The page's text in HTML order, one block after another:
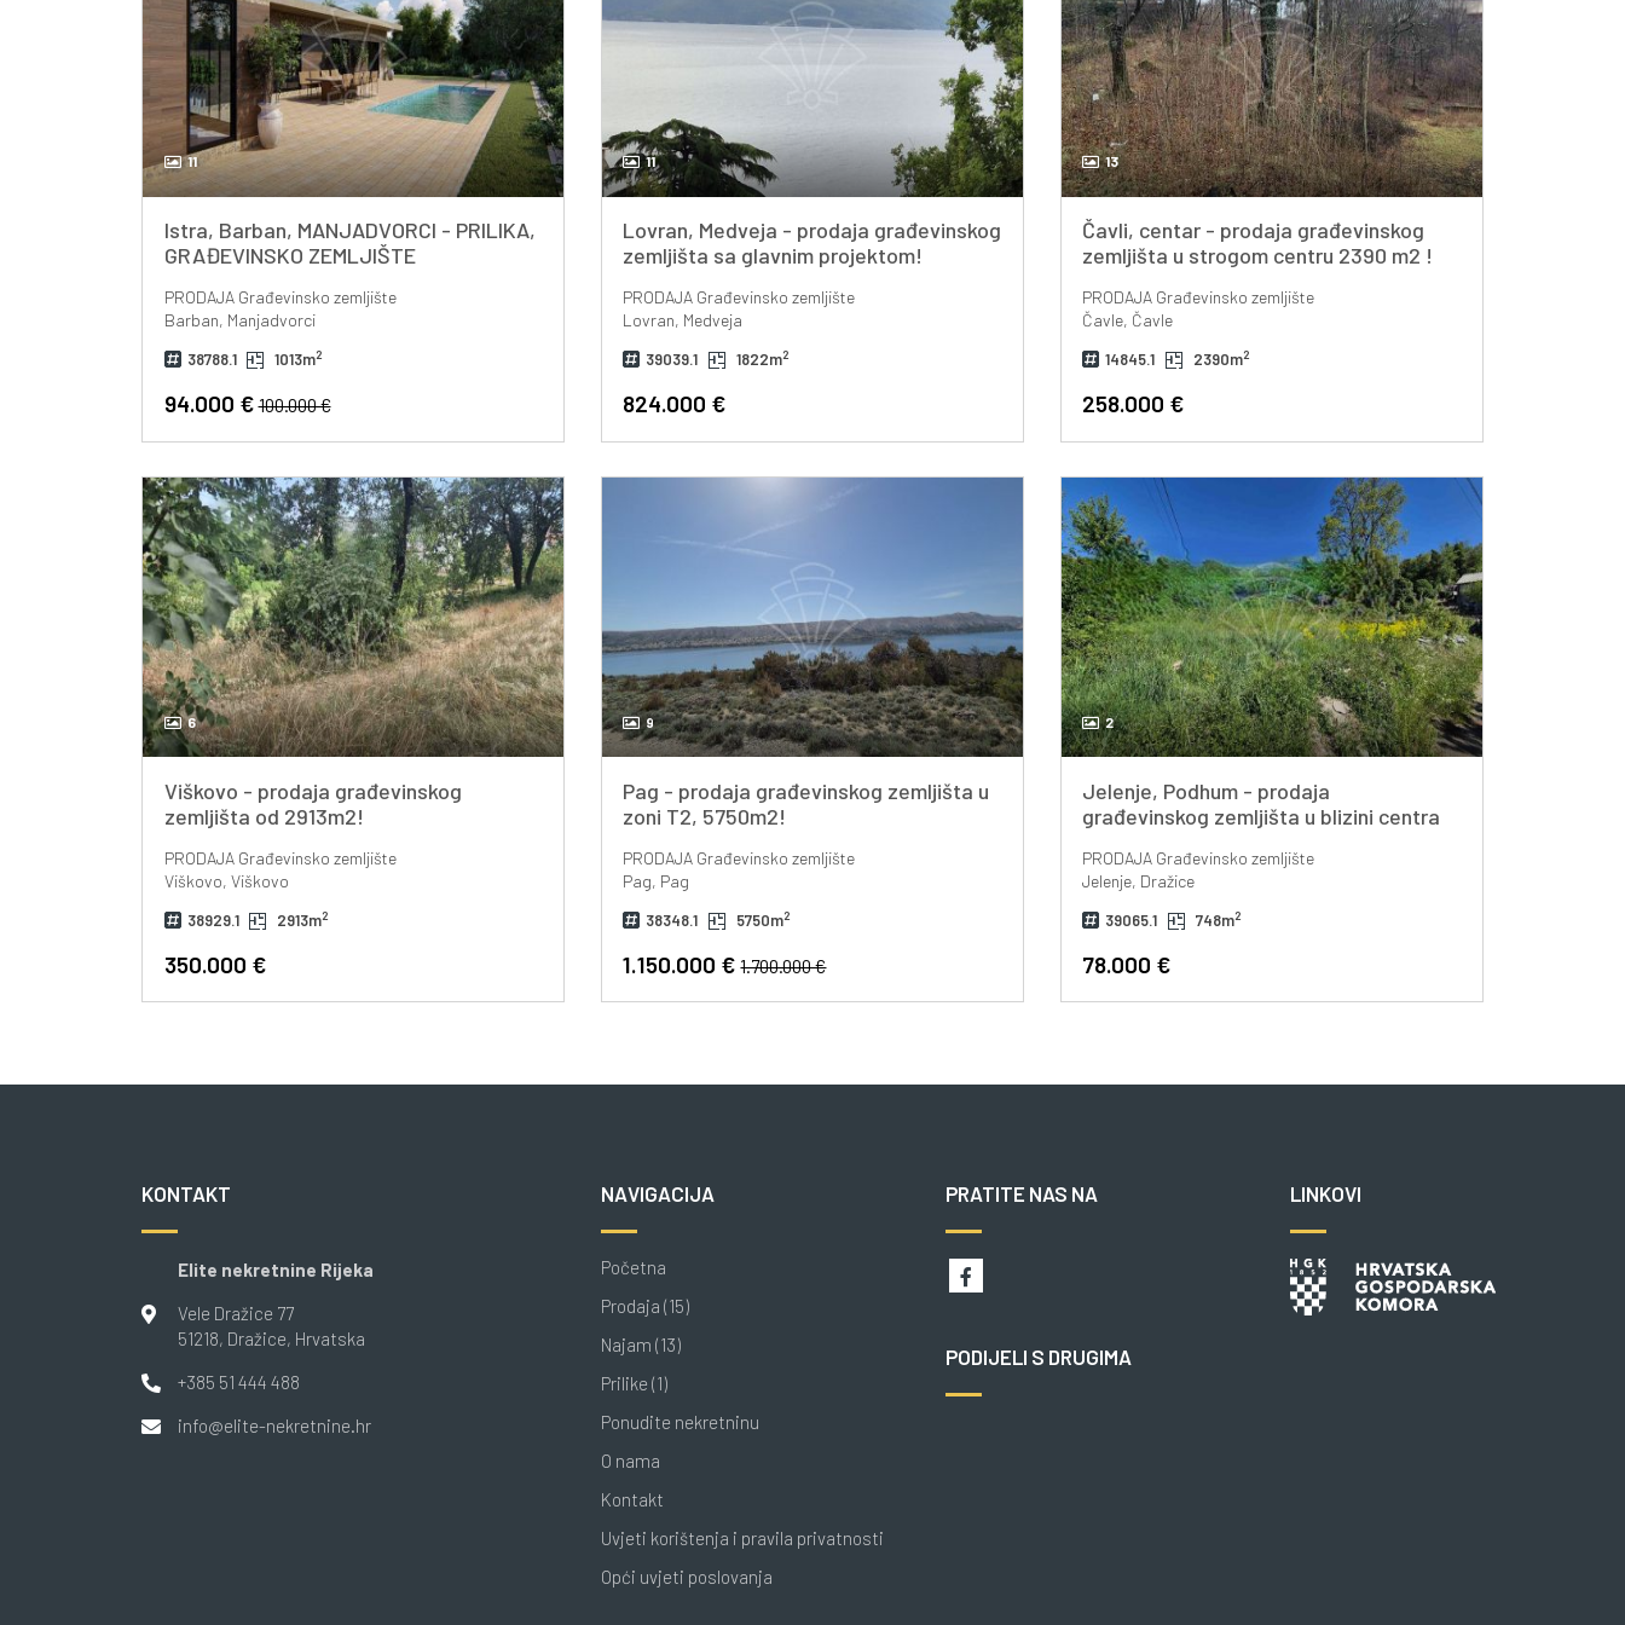
11
Istra, Barban, MANJADVORCI - PRILIKA,
GRAĐEVINSKO ZEMLJIŠTE
PRODAJAGrađevinsko zemljište
Barban, Manjadvorci
38788.1 1013m2
94.000 €100.000 €
11
Lovran, Medveja - prodaja građevinskog
zemljišta sa glavnim projektom!
PRODAJA Građevinsko zemljište
Lovran, Medveja
39039.1 1822m2
824.000 €
13
Čavli, centar - prodaja građevinskog
zemljišta u strogom centru 2390 m2 !
PRODAJA Građevinsko zemljište
Čavle, Čavle
14845.1 2390m2
258.000 €
6
Viškovo - prodaja građevinskog
zemljišta od 2913m2!
PRODAJAGrađevinsko zemljište
Viškovo, Viškovo
38929.1 2913m2
350.000 €
9
Pag - prodaja građevinskog zemljišta u
zoni T2, 5750m2!
PRODAJA Građevinsko zemljište
Pag, Pag
38348.1 5750m2
1.150.000 €1.700.000 €
2
Jelenje, Podhum - prodaja
građevinskog zemljišta u blizini centra
PRODAJA Građevinsko zemljište
Jelenje, Dražice
39065.1 748m2
78.000 €
KONTAKT
Elite nekretnine Rijeka
Vele Dražice 77
51218, Dražice, Hrvatska
+385 51 444 488
info@elite-nekretnine.hr
NAVIGACIJA
Početna
Prodaja (15)
Najam (13)
Prilike (1)
Ponudite nekretninu
O nama
Kontakt
Uvjeti korištenja i pravila privatnosti
Opći uvjeti poslovanja
PRATITE NAS NA
PODIJELI S DRUGIMA
LINKOVI